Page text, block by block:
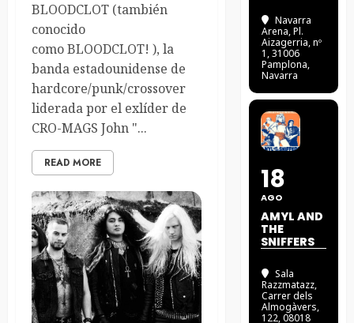
BLOODCLOT (también
conocido
como BLOODCLOT! ), la
banda estadounidense de
hardcore/punk/crossover
liderada por el exlíder de
CRO-MAGS John "...
READ MORE
Navarra
Arena, Pl.
Aizagerria, nº
1, 31006
Pamplona,
Navarra
18
AGO
AMYL AND
THE
SNIFFERS
Sala
Razzmatazz,
Carrer dels
Almogàvers,
122, 08018